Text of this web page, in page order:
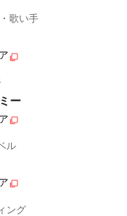
歌い手
ー
ル
ング